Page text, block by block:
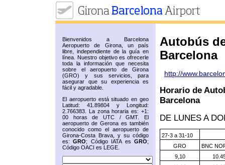
Bienvenidos a Barcelona
Aeropuerto de Girona, un país
libre, independiente de la guía en
línea. Nuestro objetivo es ofrecerle
toda la información que necesita
sobre el aeropuerto de Girona
(GRO) y sus servicios, para
asegurar que su experiencia es
fácil y agradable.
El aeropuerto está situado en geo
Latitud: 41.89804 y Longitud:
2.766383. La zona horaria es: +1:
00 horas de UTC / GMT. El
aeropuerto de Gerona es también
conocido como el aeropuerto de
Girona-Costa Brava, y su código
es:GRO; Código IATA esGRO;
Código OACI es LEGE.
Autobús
Barcelona
http://
Horario de
Barcelona
DE LUNES A
27-3 a 31-10
GRO
BNC
9,10